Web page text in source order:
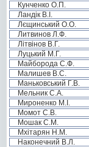
Кунченко О.П.
Ландік В.І.
Лєщинський О.О.
Литвинов Л.Ф.
Літвінов В.Г.
Луцький М.Г.
Майборода С.Ф.
Малишев В.С.
Маньковський Г.В.
Мельник С.А.
Мироненко М.І.
Момот С.В.
Мошак С.М.
Мхітарян Н.М.
Наконечний В.Л.